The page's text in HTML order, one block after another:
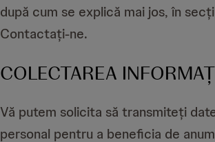
după cum se explică mai jos, în
Contactați-ne.
COLECTAREA
Vă putem solicita să transmiteți
personal pentru a beneficia de